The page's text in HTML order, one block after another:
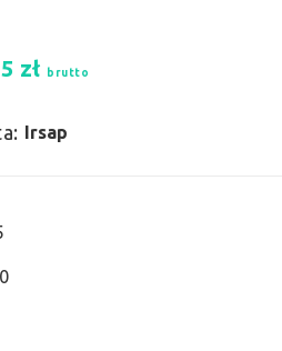
zł brutto
Irsap